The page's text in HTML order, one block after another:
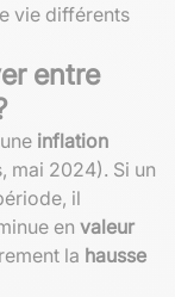
vie différents
entre
inflation
mai 2024). Si un
il
en valeur
la hausse